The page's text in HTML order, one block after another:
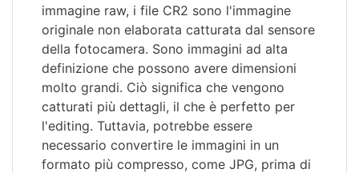
immagine raw, i file CR2 sono l'immagine
originale non elaborata catturata dal sensore
della fotocamera. Sono immagini ad alta
definizione che possono avere dimensioni
molto grandi. Ciò significa che vengono
catturati più dettagli, il che è perfetto per
l'editing. Tuttavia, potrebbe essere
necessario convertire le immagini in un
formato più compresso, come JPG, prima di